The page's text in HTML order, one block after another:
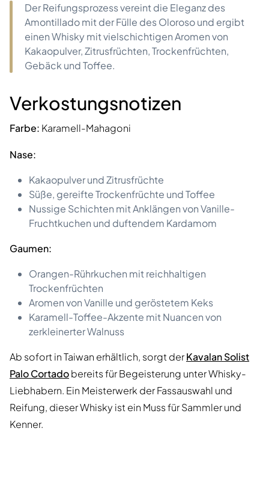
Der Reifungsprozess vereint die Eleganz des
Amontillado mit der Fülle des Oloroso und ergibt
einen Whisky mit vielschichtigen Aromen von
Kakaopulver, Zitrusfrüchten, Trockenfrüchten,
Gebäck und Toffee.
Verkostungsnotizen
Farbe: Karamell-Mahagoni
Nase:
Kakaopulver und Zitrusfrüchte
Süße, gereifte Trockenfrüchte und Toffee
Nussige Schichten mit Anklängen von Vanille-
Fruchtkuchen und duftendem Kardamom
Gaumen:
Orangen-Rührkuchen mit reichhaltigen
Trockenfrüchten
Aromen von Vanille und geröstetem Keks
Karamell-Toffee-Akzente mit Nuancen von
zerkleinerter Walnuss
Ab sofort in Taiwan erhältlich, sorgt derKavalan Solist
Palo Cortadobereits für Begeisterung unter Whisky-
Liebhabern. Ein Meisterwerk der Fassauswahl und
Reifung, dieser Whisky ist ein Muss für Sammler und
Kenner.